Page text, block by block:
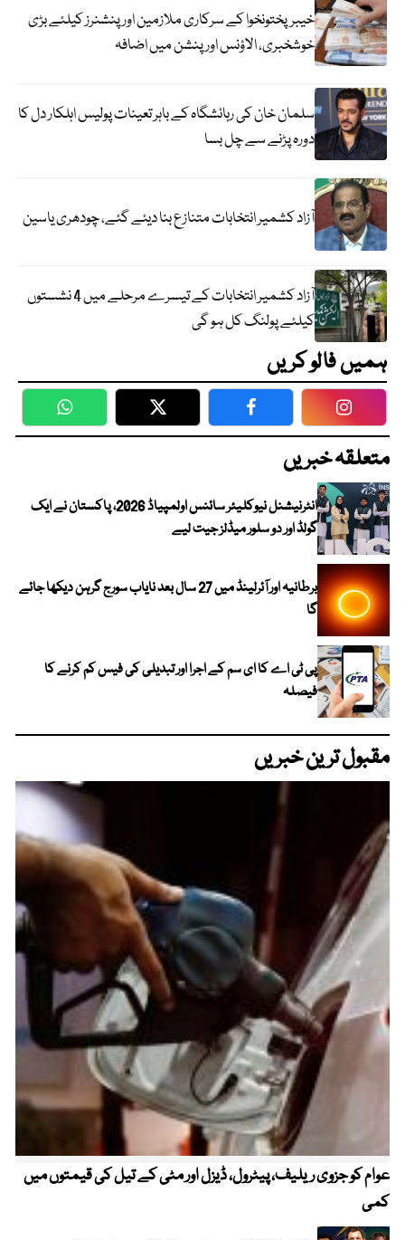
خیبرپختونخوا کے سرکاری ملازمین اور پنشنرز کیلئے بڑی
خوشخبری، الاؤنس اور پنشن میں اضافہ
سلمان خان کی رہائشگاہ کے باہر تعینات پولیس اہلکار دل کا
دورہ پڑنے سے چل بسا
آزاد کشمیر انتخابات متنازع بنا دیئے گئے، چودھری یاسین
آزاد کشمیر انتخابات کے تیسرے مرحلے میں 4 نشستوں
کیلئے پولنگ کل ہو گی
ہمیں فالو کریں
WhatsApp Twitter Facebook
متعلقہ خبریں
انٹرنیشنل نیوکلیئر سائنس اولمپیاڈ 2026، پاکستان نے ایک
گولڈ اور دو سلور میڈلز جیت لیے
برطانیہ اور آئرلینڈ میں 27 سال بعد نایاب سورج گرہن دیکھا جائے
گا
پی ٹی اے کا ای سم کے اجرا اور تبدیلی کی فیس کم کرنے کا
فیصلہ
مقبول ترین خبریں
عوام کو جزوی ریلیف، پیٹرول، ڈیزل اور مٹی کے تیل کی قیمتوں میں
کمی